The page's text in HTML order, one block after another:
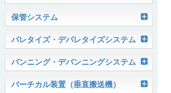
マグネット駆動コンベヤ
ジャブコン®
プラスチックベルトコンベヤ
ユニコンJr
クールコンベヤ®Ⅱ
チェーン駆動ローラコンベヤ
ローラコンベヤ
ホイールコンベヤ
フリーカーブコンベヤ
モータローラ＆コンベヤ
モータローラ単体
モータローラコンベヤ
マテハン機器
オークラホッパー
生産終了品
OKURUN® /TW300
ハイスピードソーター
ディスクソーター
アングルソーター
PTIシステム
ピカトルシリーズ
HASS（ハズ）シリーズ
ピックティーチャシステム
保管システム
Quick Shuttle®
パレタイズ・デパレタイズシステム
ロボットパレタイザ
ロボットパレタイザAi1800Ⅱ-C
ビジョンパレタイズシステム
バンニング・デバンニングシステム
トラックローダ「TL-2P」
バーチカル装置（垂直搬送機）